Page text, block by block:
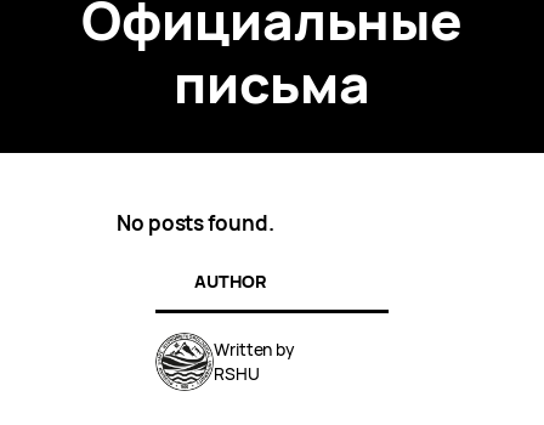
Официальные
письма
No posts found.
AUTHOR
Written by
RSHU